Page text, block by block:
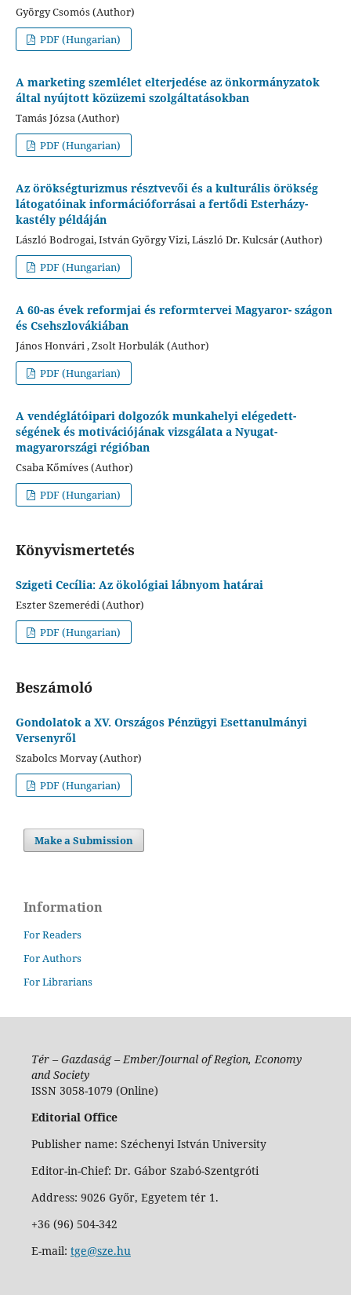
György Csomós (Author)
PDF (Hungarian)
A marketing szemlélet elterjedése az önkormányzatok
által nyújtott közüzemi szolgáltatásokban
Tamás Józsa (Author)
PDF (Hungarian)
Az örökségturizmus résztvevői és a kulturális örökség
látogatóinak információforrásai a fertődi Esterházy-
kastély példáján
László Bodrogai, István György Vizi, László Dr. Kulcsár (Author)
PDF (Hungarian)
A 60-as évek reformjai és reformtervei Magyaror- szágon
és Csehszlovákiában
János Honvári , Zsolt Horbulák (Author)
PDF (Hungarian)
A vendéglátóipari dolgozók munkahelyi elégedett-
ségének és motivációjának vizsgálata a Nyugat-
magyarországi régióban
Csaba Kőmíves (Author)
PDF (Hungarian)
Könyvismertetés
Szigeti Cecília: Az ökológiai lábnyom határai
Eszter Szemerédi (Author)
PDF (Hungarian)
Beszámoló
Gondolatok a XV. Országos Pénzügyi Esettanulmányi
Versenyről
Szabolcs Morvay (Author)
PDF (Hungarian)
Make a Submission
Information
For Readers
For Authors
For Librarians
Tér – Gazdaság – Ember/Journal of Region, Economy
and Society
ISSN 3058-1079 (Online)
Editorial Office
Publisher name: Széchenyi István University
Editor-in-Chief: Dr. Gábor Szabó-Szentgróti
Address: 9026 Győr, Egyetem tér 1.
+36 (96) 504-342
E-mail: tge@sze.hu